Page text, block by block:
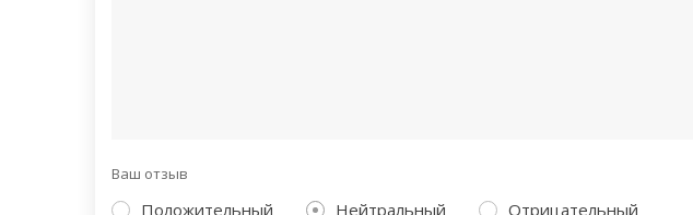
Ваш отзыв
Положительный Нейтральный Отрицательный